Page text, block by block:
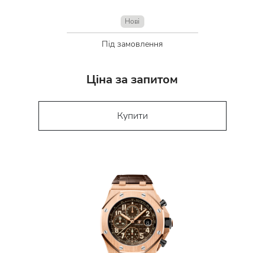
Нові
Під замовлення
Ціна за запитом
Купити